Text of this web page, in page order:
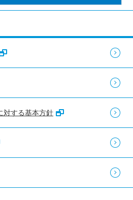
対する基本方針